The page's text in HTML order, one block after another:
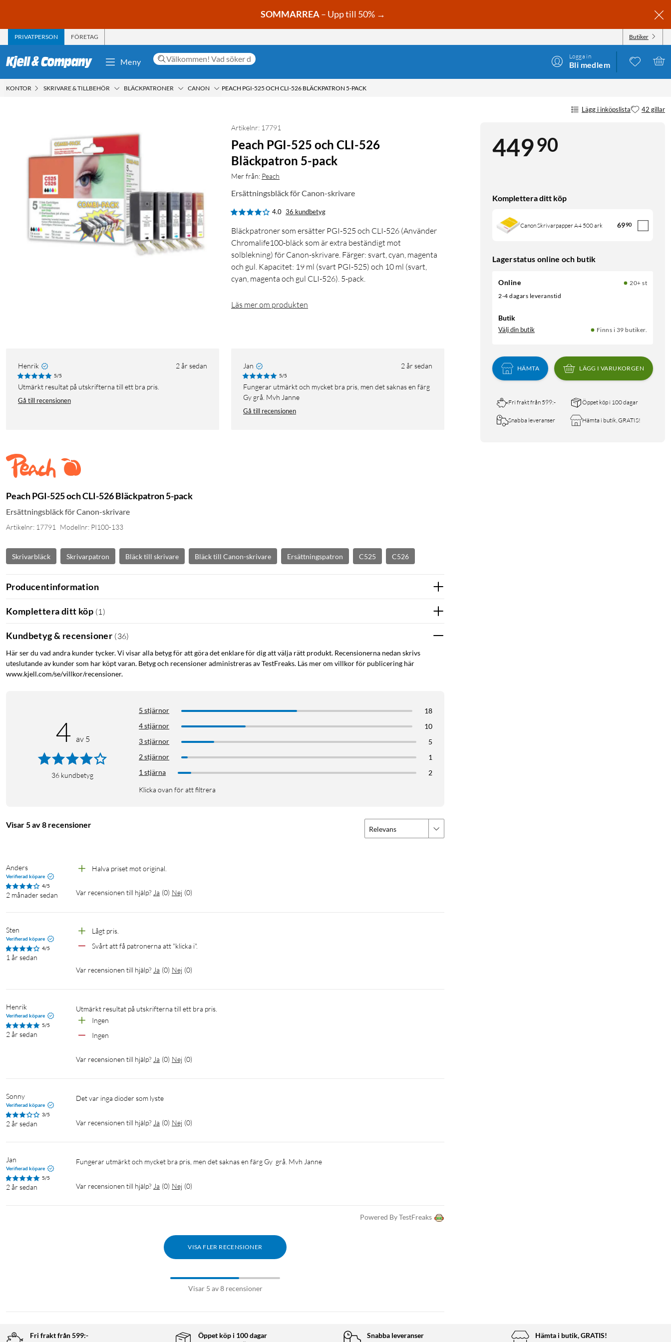
SOMMARREA– Upp till 50% →
PRIVATPERSON FÖRETAG Butiker
Meny
Logga in
Bli medlem
KONTOR SKRIVARE & TILLBEHÖR BLÄCKPATRONER CANON PEACH PGI-525 OCH CLI-526 BLÄCKPATRON 5-PACK
Lägg i inköpslista 42 gillar
44990
Komplettera ditt köp
Canon Skrivarpapper A4 500 ark 6990
Lagerstatus online och butik
Online
20+ st
2-4 dagars leveranstid
Butik
Välj din butik Finns i 39 butiker.
HÄMTA LÄGG I VARUKORGEN
Fri frakt från 599:- Öppet köp i 100 dagar
Snabba leveranser Hämta i butik, GRATIS!
Artikelnr: 17791
Peach PGI-525 och CLI-526
Bläckpatron 5-pack
Mer från: Peach
Ersättningsbläck för Canon-skrivare
4.0 36 kundbetyg
Bläckpatroner som ersätter PGI-525 och CLI-526 (Använder
Chromalife100-bläck som är extra beständigt mot
solblekning) för Canon-skrivare. Färger: svart, cyan, magenta
och gul. Kapacitet: 19 ml (svart PGI-525) och 10 ml (svart,
cyan, magenta och gul CLI-526). 5-pack.
Läs mer om produkten
Henrik 2 år sedan
5/5
Utmärkt resultat på utskrifterna till ett bra pris.
Gå till recensionen
Jan 2 år sedan
5/5
Fungerar utmärkt och mycket bra pris, men det saknas en färg
Gy grå. Mvh Janne
Gå till recensionen
Peach PGI-525 och CLI-526 Bläckpatron 5-pack
Ersättningsbläck för Canon-skrivare
Artikelnr: 17791 Modellnr: PI100-133
Skrivarbläck Skrivarpatron Bläck till skrivare Bläck till Canon-skrivare Ersättningspatron C525 C526
Producentinformation
Komplettera ditt köp (1 )
Kundbetyg & recensioner (36)
Här ser du vad andra kunder tycker. Vi visar alla betyg för att göra det enklare för dig att välja rätt produkt. Recensionerna nedan skrivs
uteslutande av kunder som har köpt varan. Betyg och recensioner administreras av TestFreaks. Läs mer om villkor för publicering här
www.kjell.com/se/villkor/recensioner.
4 av 5
36 kundbetyg
5 stjärnor
18
4 stjärnor
10
3 stjärnor
5
2 stjärnor
1
1 stjärna
2
Klicka ovan för att filtrera
Visar 5 av 8 recensioner Relevans
Anders
Verifierad köpare
4/5
2 månader sedan
Halva priset mot original.
Var recensionen till hjälp? Ja (0) Nej (0)
Sten
Verifierad köpare
4/5
1 år sedan
Lågt pris.
Svårt att få patronerna att "klicka i".
Var recensionen till hjälp? Ja (0) Nej (0)
Henrik
Verifierad köpare
5/5
2 år sedan
Utmärkt resultat på utskrifterna till ett bra pris.
Ingen
Ingen
Var recensionen till hjälp? Ja (0) Nej (0)
Sonny
Verifierad köpare
3/5
2 år sedan
Det var inga dioder som lyste
Var recensionen till hjälp? Ja (0) Nej (0)
Jan
Verifierad köpare
5/5
2 år sedan
Fungerar utmärkt och mycket bra pris, men det saknas en färg Gy  grå. Mvh Janne
Var recensionen till hjälp? Ja (0) Nej (0)
Powered By TestFreaks
VISA FLER RECENSIONER
Visar 5 av 8 recensioner
Fri frakt från 599:-
Öppet köp i 100 dagar
Snabba leveranser
Hämta i butik, GRATIS!